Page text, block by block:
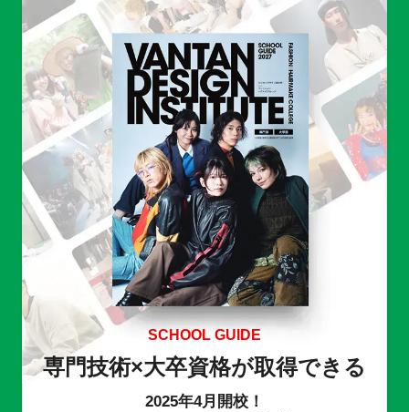
SCHOOL GUIDE
専門技術×大卒資格が取得できる
2025年4月開校！